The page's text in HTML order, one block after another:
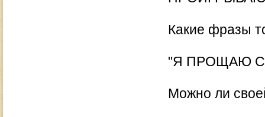
Какие фразы
"Я ПРОЩАЮ
Можно ли